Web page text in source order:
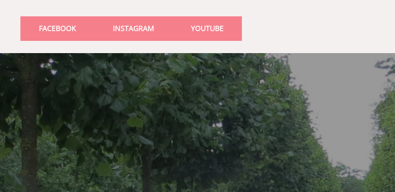
FACEBOOK INSTAGRAM YOUTUBE